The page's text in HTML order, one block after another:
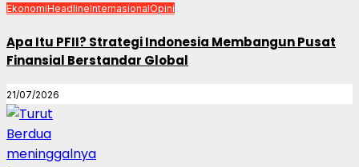
EkonomiHeadlineInternasionalOpini
Apa Itu PFII? Strategi Indonesia Membangun Pusat
Finansial Berstandar Global
21/07/2026